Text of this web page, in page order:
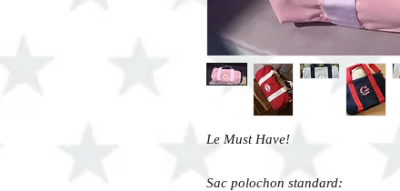
Le Must Have!
Sac polochon standard: